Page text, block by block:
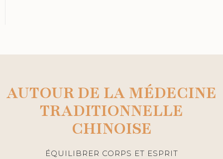
AUTOUR DE LA MÉDECINE
TRADITIONNELLE
CHINOISE
ÉQUILIBRER CORPS ET ESPRIT